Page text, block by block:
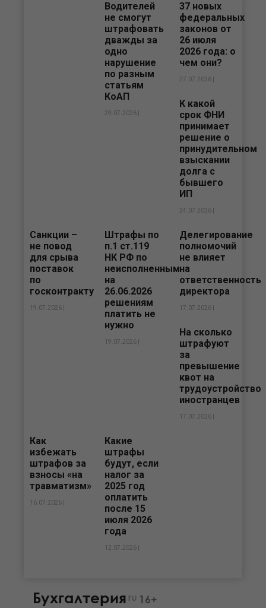
Водителей
не смогут
штрафовать
дважды за
одно
нарушение
по разным
статьям
КоАП
29.07.2026 |
37 новых
федеральных
законов от
26 июля
2026 года: о
чем они?
27.07.2026 |
К какой
срок ФНИ
принимает
решение о
принудительном
взыскании
долга с
бывшего
ИП
24.07.2026 |
Санкции –
не повод
для срыва
поставок
по
госконтракту
19.07.2026 |
Штрафы по
п.1 ст.119
НК РФ по
неисполненным
на
26.06.2026
решениям
платить не
нужно
19.07.2026 |
Делегирование
полномочий
не влияет
на
ответственность
директора
17.07.2026 |
На сколько
штрафуют
за
превышение
квот на
трудоустройство
иностранцев
17.07.2026 |
Как
избежать
штрафов за
взносы «на
травматизм»
16.07.2026 |
Какие
штрафы
будут, если
налог за
2025 год
оплатить
после 15
июля 2026
года
12.07.2026 |
Бухгалтерия ru 16+